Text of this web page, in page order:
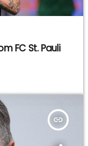
FC St. Pauli
insert_link